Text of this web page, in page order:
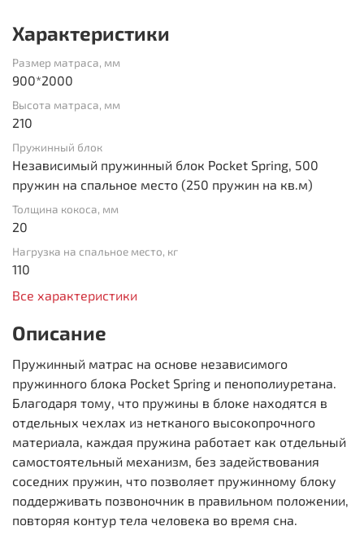
Характеристики
Размер матраса, мм
900*2000
Высота матраса, мм
210
Пружинный блок
Независимый пружинный блок Pocket Spring, 500
пружин на спальное место (250 пружин на кв.м)
Толщина кокоса, мм
20
Нагрузка на спальное место, кг
110
Все характеристики
Описание
Пружинный матрас на основе независимого
пружинного блока Pocket Spring и пенополиуретана.
Благодаря тому, что пружины в блоке находятся в
отдельных чехлах из нетканого высокопрочного
материала, каждая пружина работает как отдельный
самостоятельный механизм, без задействования
соседних пружин, что позволяет пружинному блоку
поддерживать позвоночник в правильном положении,
повторяя контур тела человека во время сна.